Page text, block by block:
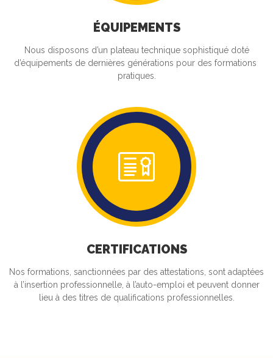
ÉQUIPEMENTS
Nous disposons d’un plateau technique sophistiqué doté
d’équipements de dernières générations pour des formations
pratiques.
CERTIFICATIONS
Nos formations, sanctionnées par des attestations, sont adaptées
à l’insertion professionnelle, à l’auto-emploi et peuvent donner
lieu à des titres de qualifications professionnelles.